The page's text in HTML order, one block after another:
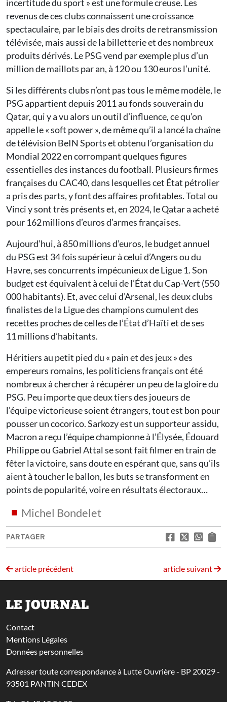
incertitude du sport » est une formule creuse. Les
revenus de ces clubs connaissent une croissance
spectaculaire, par le biais des droits de retransmission
télévisée, mais aussi de la billetterie et des nombreux
produits dérivés. Le PSG vend par exemple plus d’un
million de maillots par an, à 120 ou 130 euros l’unité.
Si les différents clubs n’ont pas tous le même modèle, le
PSG appartient depuis 2011 au fonds souverain du
Qatar, qui y a vu alors un outil d’influence, ce qu’on
appelle le « soft power », de même qu’il a lancé la chaîne
de télévision BeIN Sports et obtenu l’organisation du
Mondial 2022 en corrompant quelques figures
essentielles des instances du football. Plusieurs firmes
françaises du CAC40, dans lesquelles cet État pétrolier
a pris des parts, y font des affaires profitables. Total ou
Vinci y sont très présents et, en 2024, le Qatar a acheté
pour 162 millions d’euros d’armes françaises.
Aujourd’hui, à 850 millions d’euros, le budget annuel
du PSG est 34 fois supérieur à celui d’Angers ou du
Havre, ses concurrents impécunieux de Ligue 1. Son
budget est équivalent à celui de l’État du Cap-Vert (550
000 habitants). Et, avec celui d’Arsenal, les deux clubs
finalistes de la Ligue des champions cumulent des
recettes proches de celles de l’État d’Haïti et de ses
11 millions d’habitants.
Héritiers au petit pied du « pain et des jeux » des
empereurs romains, les politiciens français ont été
nombreux à chercher à récupérer un peu de la gloire du
PSG. Peu importe que deux tiers des joueurs de
l’équipe victorieuse soient étrangers, tout est bon pour
pousser un cocorico. Sarkozy est un supporteur assidu,
Macron a reçu l’équipe championne à l’Élysée, Édouard
Philippe ou Gabriel Attal se sont fait filmer en train de
fêter la victoire, sans doute en espérant que, sans qu’ils
aient à toucher le ballon, les buts se transforment en
points de popularité, voire en résultats électoraux…
Michel Bondelet
PARTAGER
article précédent article suivant
LE JOURNAL
Contact
Mentions Légales
Données personnelles
Adresser toute correspondance à Lutte Ouvrière - BP 20029 -
93501 PANTIN CEDEX